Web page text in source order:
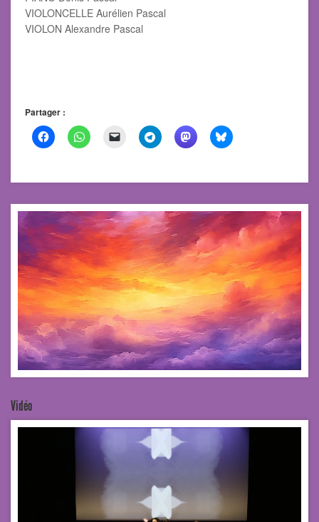
VIOLONCELLE Aurélien Pascal
VIOLON Alexandre Pascal
Partager :
Vidéo